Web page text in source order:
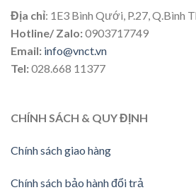
Địa chỉ: 1E3 Bình Qưới, P.27, Q.Bình
Hotline/ Zalo:0903717749
Email: info@vnct.vn
Tel:028.668 11377
CHÍNH SÁCH & QUY ĐỊNH
Chính sách giao hàng
Chính sách bảo hành đổi trả